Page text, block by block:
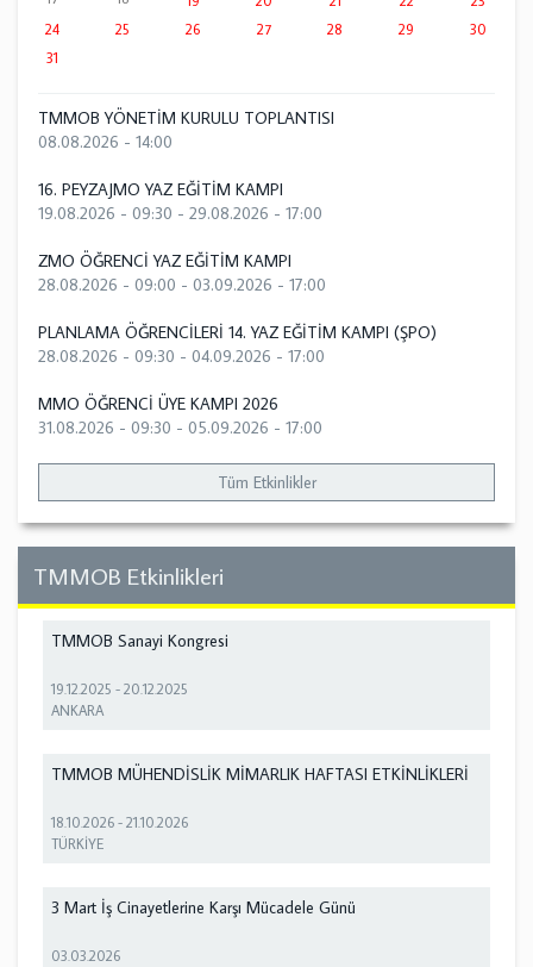
24
25 26 27 28 29
30
31
TMMOB YÖNETİM KURULU TOPLANTISI
08.08.2026 - 14:00
16. PEYZAJMO YAZ EĞİTİM KAMPI
19.08.2026 - 09:30 - 29.08.2026 - 17:00
ZMO ÖĞRENCİ YAZ EĞİTİM KAMPI
28.08.2026 - 09:00 - 03.09.2026 - 17:00
PLANLAMA ÖĞRENCİLERİ 14. YAZ EĞİTİM KAMPI (ŞPO)
28.08.2026 - 09:30 - 04.09.2026 - 17:00
MMO ÖĞRENCİ ÜYE KAMPI 2026
31.08.2026 - 09:30 - 05.09.2026 - 17:00
Tüm Etkinlikler
TMMOB Etkinlikleri
TMMOB Sanayi Kongresi
19.12.2025 -20.12.2025
ANKARA
TMMOB MÜHENDİSLİK MİMARLIK HAFTASI ETKİNLİKLERİ
18.10.2026 -21.10.2026
TÜRKİYE
3 Mart İş Cinayetlerine Karşı Mücadele Günü
03.03.2026